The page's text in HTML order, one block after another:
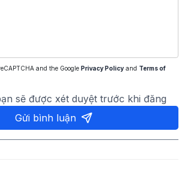
and the Google Privacy Policy and Terms of
sẽ được xét duyệt trước khi đăng
Gửi bình luận